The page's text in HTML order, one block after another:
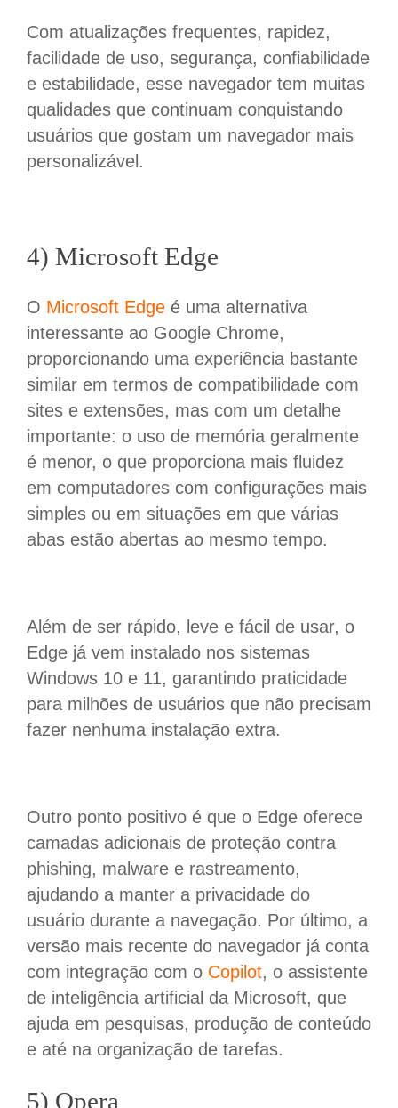
Com atualizações frequentes, rapidez,
facilidade de uso, segurança, confiabilidade
e estabilidade, esse navegador tem muitas
qualidades que continuam conquistando
usuários que gostam um navegador mais
personalizável.
4) Microsoft Edge
O Microsoft Edgeé uma alternativa
interessante ao Google Chrome,
proporcionando uma experiência bastante
similar em termos de compatibilidade com
sites e extensões, mas com um detalhe
importante: o uso de memória geralmente
é menor, o que proporciona mais fluidez
em computadores com configurações mais
simples ou em situações em que várias
abas estão abertas ao mesmo tempo.
Além de ser rápido, leve e fácil de usar, o
Edge já vem instalado nos sistemas
Windows 10 e 11, garantindo praticidade
para milhões de usuários que não precisam
fazer nenhuma instalação extra.
Outro ponto positivo é que o Edge oferece
camadas adicionais de proteção contra
phishing, malware e rastreamento,
ajudando a manter a privacidade do
usuário durante a navegação. Por último, a
versão mais recente do navegador já conta
com integração com o Copilot, o assistente
de inteligência artificial da Microsoft, que
ajuda em pesquisas, produção de conteúdo
e até na organização de tarefas.
5) Opera